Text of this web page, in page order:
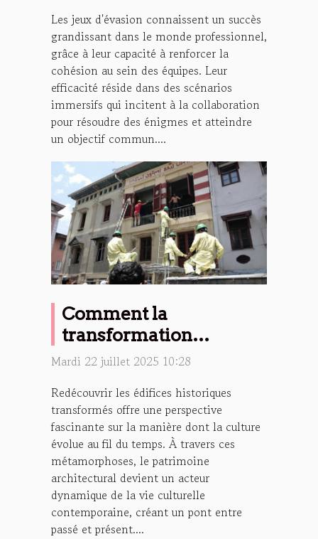
Les jeux d'évasion connaissent un succès
grandissant dans le monde professionnel,
grâce à leur capacité à renforcer la
cohésion au sein des équipes. Leur
efficacité réside dans des scénarios
immersifs qui incitent à la collaboration
pour résoudre des énigmes et atteindre
un objectif commun....
Comment la
transformation
d'édifices historiques
?
Mardi 22 juillet 2025 10:28
Redécouvrir les édifices historiques
transformés offre une perspective
fascinante sur la manière dont la culture
évolue au fil du temps. À travers ces
métamorphoses, le patrimoine
architectural devient un acteur
dynamique de la vie culturelle
contemporaine, créant un pont entre
passé et présent....